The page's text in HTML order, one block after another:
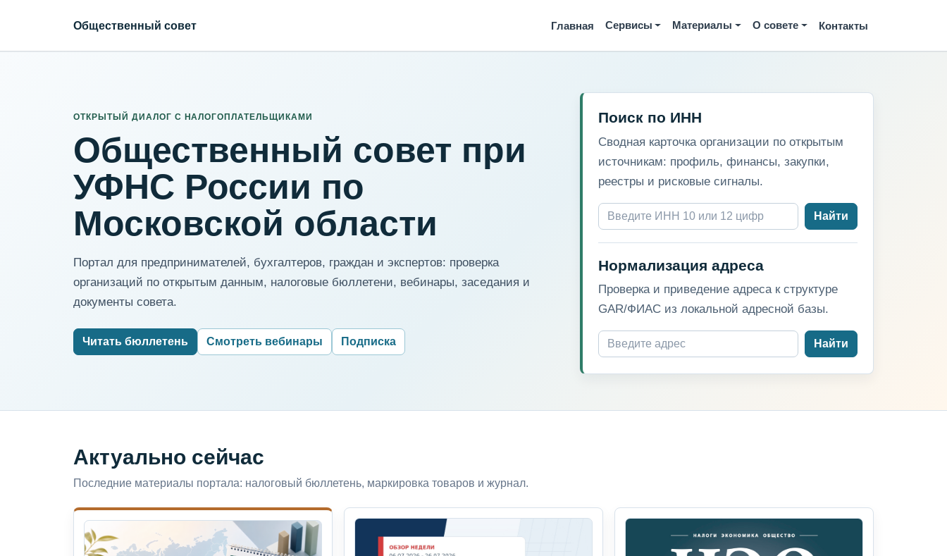
Общественный совет Главная Сервисы Материалы О совете Контакты
ОТКРЫТЫЙ ДИАЛОГ С НАЛОГОПЛАТЕЛЬЩИКАМИ
Общественный совет при
УФНС России по
Московской области
Портал для предпринимателей, бухгалтеров, граждан и экспертов: проверка
организаций по открытым данным, налоговые бюллетени, вебинары, заседания и
документы совета.
Читать бюллетень Смотреть вебинары Подписка
Поиск по ИНН
Сводная карточка организации по открытым
источникам: профиль, финансы, закупки,
реестры и рисковые сигналы.
Найти
Нормализация адреса
Проверка и приведение адреса к структуре
GAR/ФИАС из локальной адресной базы.
Найти
Актуально сейчас
Последние материалы портала: налоговый бюллетень, маркировка товаров и журнал.